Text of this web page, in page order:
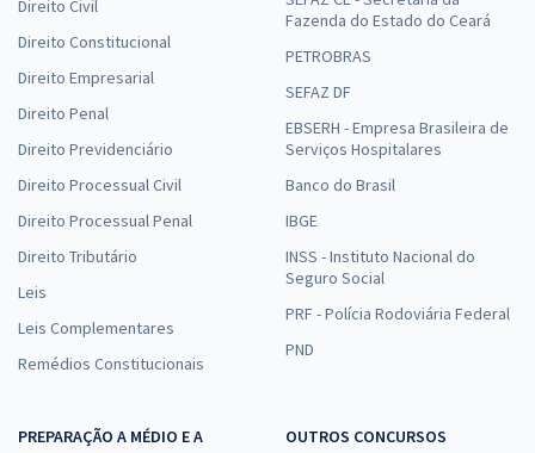
Direito Civil
Direito Constitucional
Direito Empresarial
Direito Penal
Direito Previdenciário
Direito Processual Civil
Direito Processual Penal
Direito Tributário
Leis
Leis Complementares
Remédios Constitucionais
Fazenda do Estado do Ceará
PETROBRAS
SEFAZ DF
EBSERH - Empresa Brasileira de
Serviços Hospitalares
Banco do Brasil
IBGE
INSS - Instituto Nacional do
Seguro Social
PRF - Polícia Rodoviária Federal
PND
PREPARAÇÃO A MÉDIO E A
OUTROS CONCURSOS